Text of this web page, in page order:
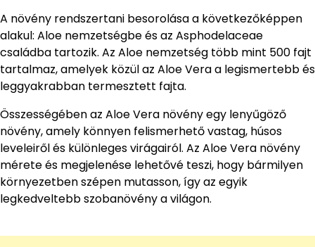
A növény rendszertani besorolása a következőképpen
alakul: Aloe nemzetségbe és az Asphodelaceae
családba tartozik. Az Aloe nemzetség több mint 500 fajt
tartalmaz, amelyek közül az Aloe Vera a legismertebb és
leggyakrabban termesztett fajta.
Összességében az Aloe Vera növény egy lenyűgöző
növény, amely könnyen felismerhető vastag, húsos
leveleiről és különleges virágairól. Az Aloe Vera növény
mérete és megjelenése lehetővé teszi, hogy bármilyen
környezetben szépen mutasson, így az egyik
legkedveltebb szobanövény a világon.